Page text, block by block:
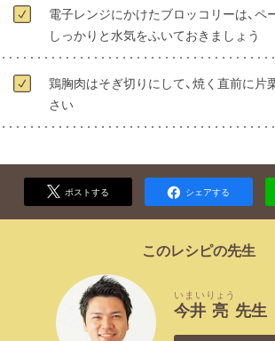
電子レンジにかけたブロッコリーは、ペ
しっかりと水気をふいておきましょう
鶏胸肉はそぎ切りにして、焼く直前に片
さい
ポストする シェアする
このレシピの先生
今井
いまい
亮
りょう
先生